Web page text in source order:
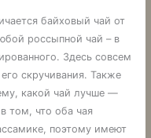
байховый чай от
россыпной чай – в
Здесь совсем
скручивания. Также
какой чай лучше —
том, что оба чая
поэтому имеют